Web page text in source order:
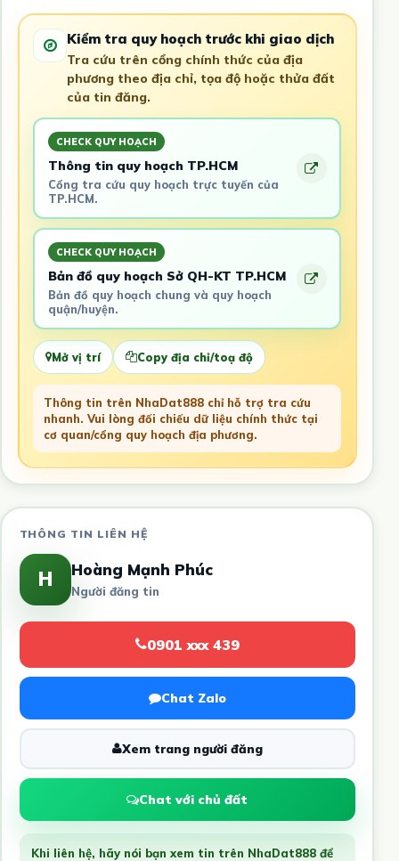
Kiểm tra quy hoạch trước khi giao dịch
Tra cứu trên cổng chính thức của địa
phương theo địa chỉ, tọa độ hoặc thửa đất
của tin đăng.
CHECK QUY HOẠCH
Thông tin quy hoạch TP.HCM
Cổng tra cứu quy hoạch trực tuyến của
TP.HCM.
CHECK QUY HOẠCH
Bản đồ quy hoạch Sở QH-KT TP.HCM
Bản đồ quy hoạch chung và quy hoạch
quận/huyện.
Mở vị trí Copy địa chỉ/toạ độ
Thông tin trên NhaDat888 chỉ hỗ trợ tra cứu
nhanh. Vui lòng đối chiếu dữ liệu chính thức tại
cơ quan/cổng quy hoạch địa phương.
THÔNG TIN LIÊN HỆ
H Hoàng Mạnh Phúc
Người đăng tin
0901 xxx 439
Chat Zalo
Xem trang người đăng
Chat với chủ đất
Khi liên hệ, hãy nói bạn xem tin trên NhaDat888 để